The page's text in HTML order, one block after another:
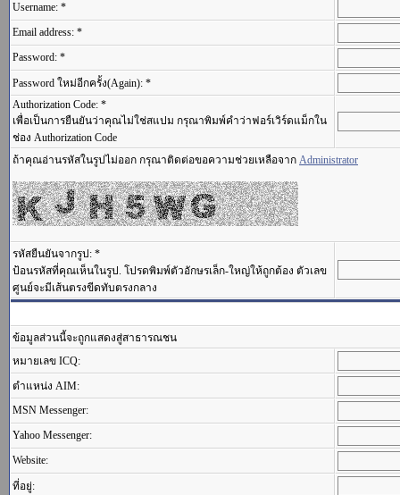
Username: *
Email address: *
Password: *
Password ใหม่อีกครั้ง(Again): *
Authorization Code: *
เพื่อเป็นการยืนยันว่าคุณไม่ใช่สแปม กรุณาพิมพ์คำว่าฟอร์เวิร์ดแม็กใน
ช่อง Authorization Code
ถ้าคุณอ่านรหัสในรูปไม่ออก กรุณาติดต่อขอความช่วยเหลือจาก Administrator
รหัสยืนยันจากรูป: *
ป้อนรหัสที่คุณเห็นในรูป. โปรดพิมพ์ตัวอักษรเล็ก-ใหญ่ให้ถูกต้อง ตัวเลข
ศูนย์จะมีเส้นตรงขีดทับตรงกลาง
ข้อมูลส่วนนี้จะถูกแสดงสู่สาธารณชน
หมายเลข ICQ:
ตำแหน่ง AIM:
MSN Messenger:
Yahoo Messenger:
Website:
ที่อยู่: